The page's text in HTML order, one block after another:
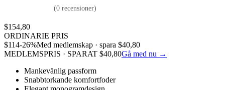
(0 recensioner)
$154,80
ORDINARIE PRIS
$114-26%Med medlemskap · spara $40,80
MEDLEMSPRIS · SPARAT $40,80Gå med nu →
Mankevänlig passform
Snabbtorkande komfortfoder